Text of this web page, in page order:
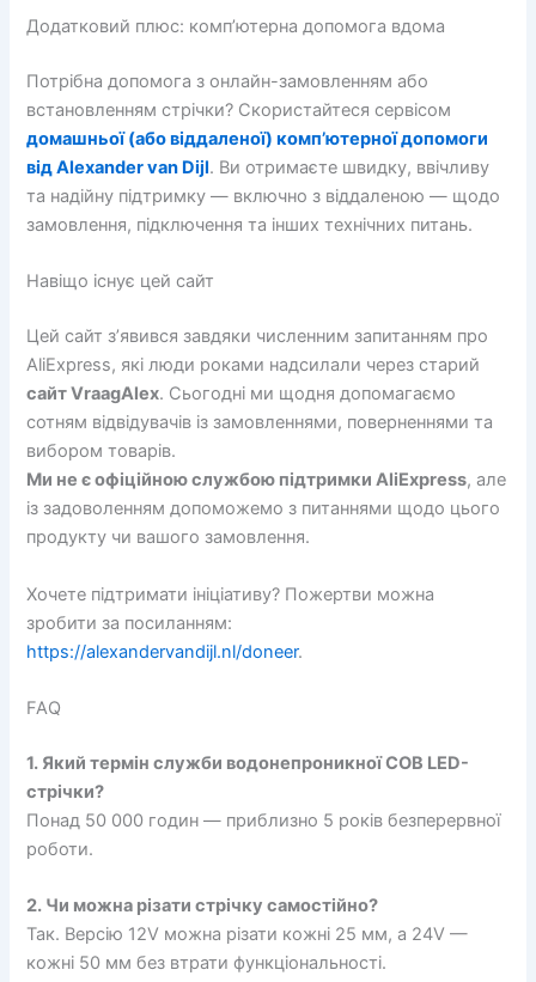
Додатковий плюс: комп’ютерна допомога вдома
Потрібна допомога з онлайн-замовленням або
встановленням стрічки? Скористайтеся сервісом
домашньої (або віддаленої) комп’ютерної допомоги
від Alexander van Dijl. Ви отримаєте швидку, ввічливу
та надійну підтримку — включно з віддаленою — щодо
замовлення, підключення та інших технічних питань.
Навіщо існує цей сайт
Цей сайт з’явився завдяки численним запитанням про
AliExpress, які люди роками надсилали через старий
сайт VraagAlex. Сьогодні ми щодня допомагаємо
сотням відвідувачів із замовленнями, поверненнями та
вибором товарів.
Ми не є офіційною службою підтримки AliExpress, але
із задоволенням допоможемо з питаннями щодо цього
продукту чи вашого замовлення.
Хочете підтримати ініціативу? Пожертви можна
зробити за посиланням:
https://alexandervandijl.nl/doneer.
FAQ
1. Який термін служби водонепроникної COB LED-
стрічки?
Понад 50 000 годин — приблизно 5 років безперервної
роботи.
2. Чи можна різати стрічку самостійно?
Так. Версію 12V можна різати кожні 25 мм, а 24V —
кожні 50 мм без втрати функціональності.